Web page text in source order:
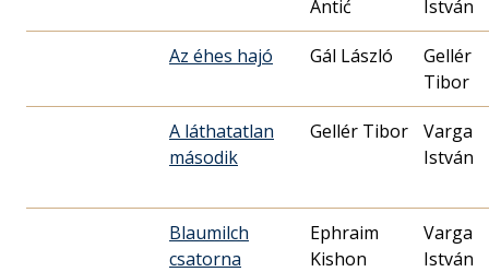
Antić István
Az éhes hajó Gál László
Gellér
Tibor
A láthatatlan
második
Gellér Tibor
Varga
István
Blaumilch
csatorna
Ephraim
Kishon
Varga
István